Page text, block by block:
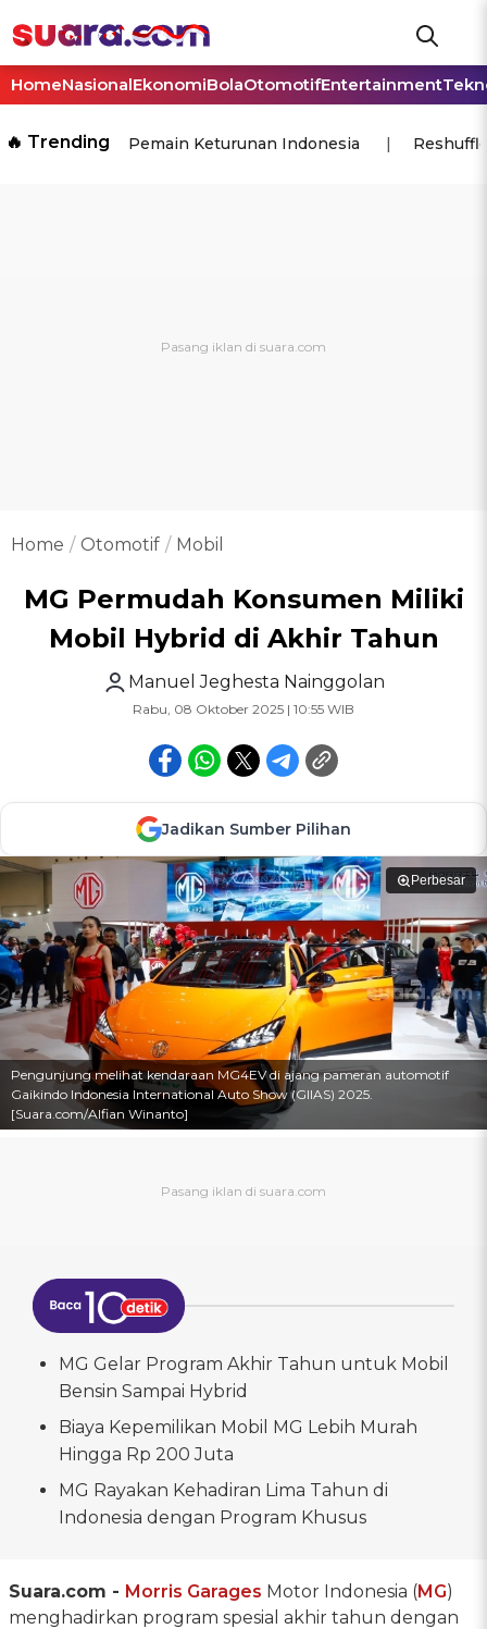
HomeNasionalEkonomiBolaOtomotifEntertainment
🔥 Trending Pemain Keturunan Indonesia
Home Otomotif Mobil
MG Permudah Konsumen Miliki
Mobil Hybrid di Akhir Tahun
Manuel Jeghesta Nainggolan
Rabu, 08 Oktober 2025 | 10:55 WIB
Jadikan Sumber Pilihan
Perbesar
Pengunjung melihat kendaraan MG4EV di ajang pameran automotif
Gaikindo Indonesia International Auto Show (GIIAS) 2025.
[Suara.com/Alfian Winanto]
MG Gelar Program Akhir Tahun untuk Mobil
Bensin Sampai Hybrid
Biaya Kepemilikan Mobil MG Lebih Murah
Hingga Rp 200 Juta
MG Rayakan Kehadiran Lima Tahun di
Indonesia dengan Program Khusus
Suara.com - Morris Garages Motor Indonesia (MG)
menghadirkan program spesial akhir tahun dengan